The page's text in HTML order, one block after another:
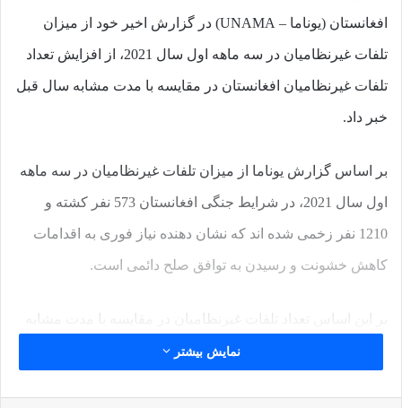
افغانستان (یوناما – UNAMA) در گزارش اخیر خود از میزان
تلفات غیرنظامیان در سه ماهه اول سال 2021، از افزایش تعداد
تلفات غیرنظامیان افغانستان در مقایسه با مدت مشابه سال قبل
خبر داد.
بر اساس گزارش یوناما از میزان تلفات غیرنظامیان در سه ماهه
اول سال 2021، در شرایط جنگی افغانستان 573 نفر کشته و
1210 نفر زخمی شده اند که نشان دهنده نیاز فوری به اقدامات
کاهش خشونت و رسیدن به توافق صلح دائمی است.
نمایش بیشتر